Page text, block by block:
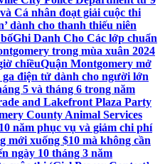
Cá nhân đoạt giải cuộc thi
dành cho thanh thiếu niên
Ghi Danh Cho Các lớp chuẩn
trong mùa xuân 2024
chiềuQuận Montgomery mở
ga điện tử dành cho người lớn
5 và tháng 6 trong năm
and Lakefront Plaza Party
County Animal Services
năm phục vụ và giảm chi phí
mới xuống $10 mà không cần
ngày 10 tháng 3 năm